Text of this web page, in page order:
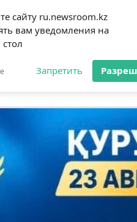
сайту ru.newsroom.kz
вам уведомления на
Запретить
Алматы:22°C
Новости